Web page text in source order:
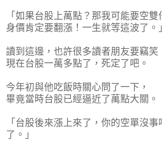
「如果台股上萬點？那我可能要空雙
身價肯定要翻漲！一生就等這波了。
讀到這邊，也許很多讀者朋友要竊笑
現在台股一萬多點了，死定了吧。
今年初與他吃飯時關心問了一下，
畢竟當時台股已經逼近了萬點大關。
「台股後來漲上來了，你的空單沒
了。」